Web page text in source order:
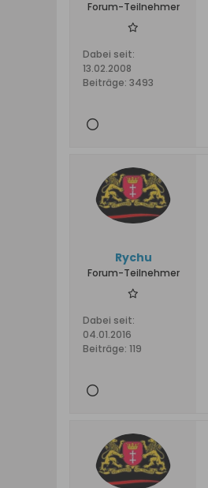
Forum-Teilnehmer
Dabei seit:
13.02.2008
Beiträge: 3493
Rychu
Forum-Teilnehmer
Dabei seit:
04.01.2016
Beiträge: 119